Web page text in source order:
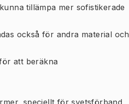
tillämpa mer sofistikerade
också för andra material och
att beräkna
speciellt för svetsförband